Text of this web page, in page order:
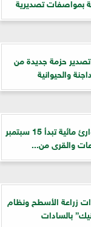
تصدير حزمة جديدة من
والحيوانية
وكيل ري سوهاج: طوارئ مائية تبدأ 15 سبتمبر
والقرى من...
زراعة الأسطح ونظام
بالسادات